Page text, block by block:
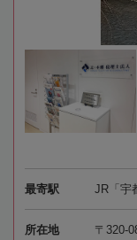
最寄駅 JR「宇
所在地
〒320-